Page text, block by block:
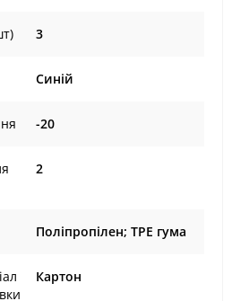
3
Синій
-20
2
Поліпропілен; TPE гума
Картон